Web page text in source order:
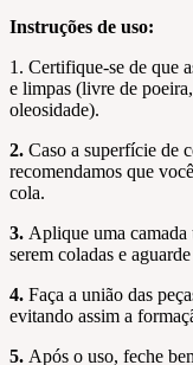
Instruções de uso:
1. Certifique-se de que
e limpas (livre de
oleosidade).
2. Caso a superfície de
recomendamos que
cola.
3. Aplique uma camada
serem coladas e
4. Faça a união das
evitando assim a
5. Após o uso, feche